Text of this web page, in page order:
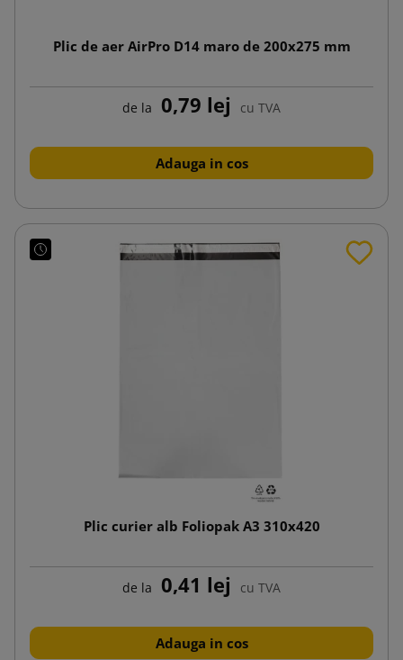
Plic de aer AirPro D14 maro de 200x275 mm
de la 0,79 lej cu TVA
Adauga in cos
Plic curier alb Foliopak A3 310x420
de la 0,41 lej cu TVA
Adauga in cos